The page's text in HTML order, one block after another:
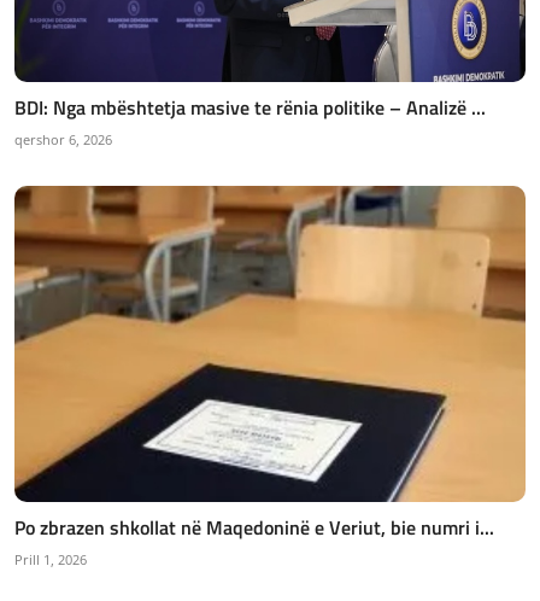
BDI: Nga mbështetja masive te rënia politike – Analizë ...
qershor 6, 2026
Po zbrazen shkollat në Maqedoninë e Veriut, bie numri i...
Prill 1, 2026